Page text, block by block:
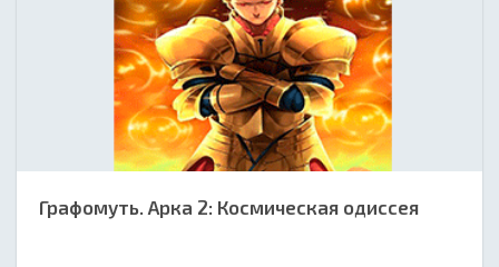
Графомуть. Арка 2: Космическая одиссея